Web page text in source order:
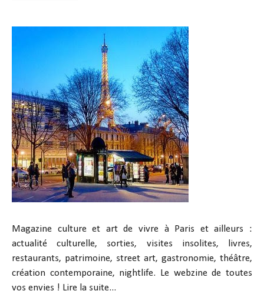
Magazine culture et art de vivre à Paris et ailleurs :
actualité culturelle, sorties, visites insolites, livres,
restaurants, patrimoine, street art, gastronomie, théâtre,
création contemporaine, nightlife. Le webzine de toutes
vos envies ! Lire la suite...